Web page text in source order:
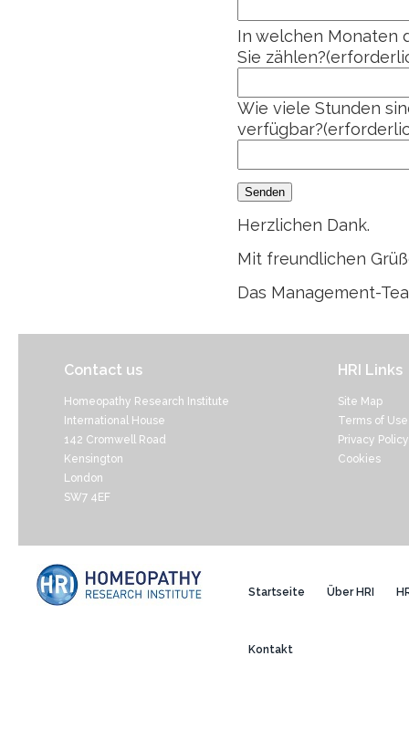
In welchen Monaten
Sie zählen?
Wie viele Stunden
verfügbar?
Senden
Herzlichen Dank.
Mit freundlichen
Das Management-
Contact us
Homeopathy Research Institute
International House
142 Cromwell Road
Kensington
London
SW7 4EF
HRI Links
Site Map
Terms of Use
Privacy Policy
Cookies
Startseite Über HRI
Kontakt